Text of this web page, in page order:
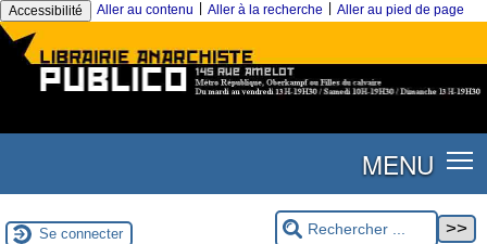
Accessibilité Aller au contenu Aller à la recherche Aller au pied de page
MENU
Se connecter